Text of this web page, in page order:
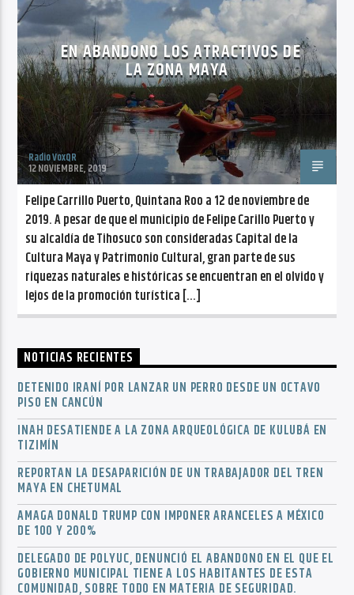
NO TITLES AVAILABLE
Radio VoxQR
EN ABANDONO LOS ATRACTIVOS DE
LA ZONA MAYA
Radio VoxQR
12 NOVIEMBRE, 2019
Felipe Carrillo Puerto, Quintana Roo a 12 de noviembre de
2019. A pesar de que el municipio de Felipe Carillo Puerto y
su alcaldía de Tihosuco son consideradas Capital de la
Cultura Maya y Patrimonio Cultural, gran parte de sus
riquezas naturales e históricas se encuentran en el olvido y
lejos de la promoción turística […]
NOTICIAS RECIENTES
DETENIDO IRANÍ POR LANZAR UN PERRO DESDE UN OCTAVO
PISO EN CANCÚN
INAH DESATIENDE A LA ZONA ARQUEOLÓGICA DE KULUBÁ EN
TIZIMÍN
REPORTAN LA DESAPARICIÓN DE UN TRABAJADOR DEL TREN
MAYA EN CHETUMAL
AMAGA DONALD TRUMP CON IMPONER ARANCELES A MÉXICO
DE 100 Y 200%
DELEGADO DE POLYUC, DENUNCIÓ EL ABANDONO EN EL QUE EL
GOBIERNO MUNICIPAL TIENE A LOS HABITANTES DE ESTA
COMUNIDAD, SOBRE TODO EN MATERIA DE SEGURIDAD.